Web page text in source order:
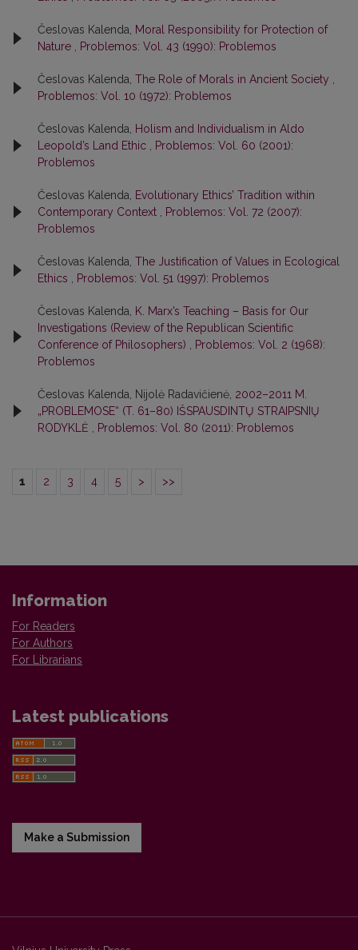
Česlovas Kalenda,
Moral Responsibility for Protection of
Nature
Problemos: Vol. 43 (1990): Problemos
Česlovas Kalenda, The Role of Morals in Ancient Society
Problemos: Vol. 10 (1972): Problemos
Česlovas Kalenda,
Holism and Individualism in Aldo
Leopold’s Land Ethic
Problemos: Vol. 60 (2001):
Problemos
Česlovas Kalenda,
Evolutionary Ethics’ Tradition within
Contemporary Context
Problemos: Vol. 72 (2007):
Problemos
Česlovas Kalenda, The Justification of Values in Ecological
Ethics
Problemos: Vol. 51 (1997): Problemos
Česlovas Kalenda,
K. Marx’s Teaching – Basis for Our
Investigations (Review of the Republican Scientific
Conference of Philosophers)
Problemos: Vol. 2 (1968):
Problemos
Česlovas Kalenda, Nijolė Radavičienė, 2002–2011 M.
„PROBLEMOSE“ (T. 61–80) IŠSPAUSDINTŲ STRAIPSNIŲ
RODYKLĖ
Problemos: Vol. 80 (2011): Problemos
1 2 3 4 5 > >>
Information
For Readers
For Authors
For Librarians
Latest publications
Make a Submission